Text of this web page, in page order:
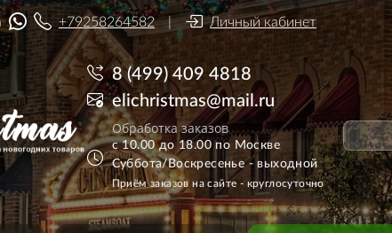
+79258264582 Личный кабинет
8 (499) 409 4818
elichristmas@mail.ru
Обработка заказов
с 10.00 до 18.00 по Москве
Суббота/Воскресенье - выходной
Приём заказов на сайте - круглосуточно